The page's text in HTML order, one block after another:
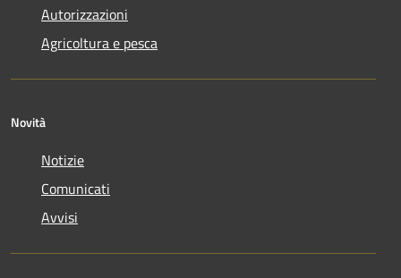
Autorizzazioni
Agricoltura e pesca
Novità
Notizie
Comunicati
Avvisi